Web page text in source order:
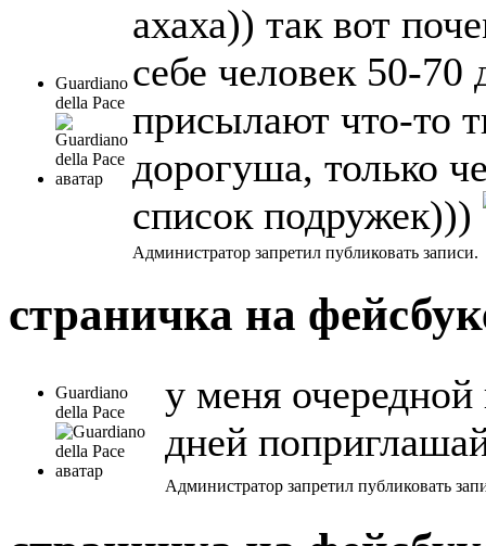
Guardiano
della Pace
ахаха)) так вот
себе человек 50-70
присылают что-то
дорогуша, только
список подружек)))
Администратор запретил публиковать записи.
страничка на
Guardiano
della Pace
у меня
дней
Администратор запретил публиковать